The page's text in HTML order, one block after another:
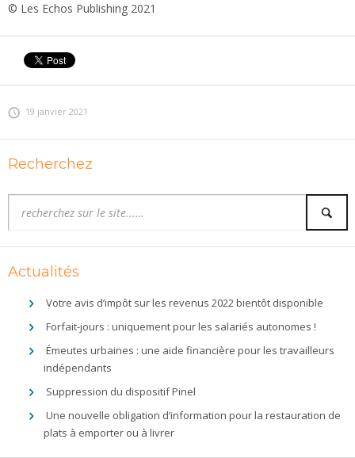
© Les Echos Publishing 2021
19 janvier 2021
Recherchez
Actualités
Votre avis d’impôt sur les revenus 2022 bientôt disponible
Forfait-jours : uniquement pour les salariés autonomes !
Émeutes urbaines : une aide financière pour les travailleurs
indépendants
Suppression du dispositif Pinel
Une nouvelle obligation d’information pour la restauration de
plats à emporter ou à livrer